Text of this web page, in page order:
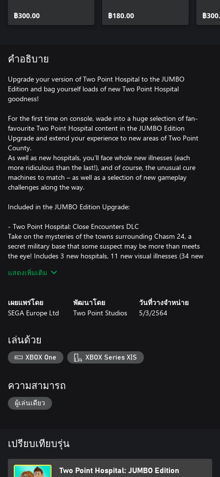
฿300.00 ฿180.00 ฿
คำอธิบาย
Upgrade your version of Two Point Hospital to the JUMBO
Edition and bag yourself loads of new Two Point Hospital
goodness!
For the first time on console, wade into a huge selection of fan-
favourite Two Point Hospital content in the JUMBO Edition
Upgrade and extend your experience to new areas of Two Point
County.
As well as new hospitals, you’ll face whole new illnesses (each
more ridiculous than the last!), and of course, the unusual cure
machines to match – as well as a selection of new gameplay
challenges along the way.
Included in the JUMBO Edition Upgrade:
- Two Point Hospital: Close Encounters DLC
Take on the mysteries of the towns surrounding Chasm 24, a
secret military base that some suspect may be more than meets
the eye! Includes 3 new hospitals, 11 new visual illnesses (34 new
and a whole bunch of new placeable items.
Go into the wild! Tabitha Windsock, Two Point County’s ever-
present mayor, has put rivers and forests back on the map. She’s
stay in office. Adds another 3 hospitals, 35 new illnesses, and
bags of new items as well as new music, DJ lines and tannoy
announcer lines.
Turn back the clock with this delightful collection of 26 new retro
flamboyant sitters will find themselves at home with the Peacock
Chair!)
30 new items to place in your hospital ranging from the sublime
to the ridiculous. Or, actually, on closer inspection, the ridiculous
to the ridiculous. From placeable wall art to entire fossilised
dinosaurs, there’s sure to be something for everyone.
แสดงเพิ่มเติม
เผยแพร่โดย
SEGA Europe Ltd
พัฒนาโดย
Two Point Studios
วันที่วางจำหน่าย
5/3/2564
เล่นด้วย
XBOX One XBOX Series X|S
ความสามารถ
ผู้เล่นเดียว
เปรียบเทียบรุ่น
Two Point Hospital: JUMBO Edition